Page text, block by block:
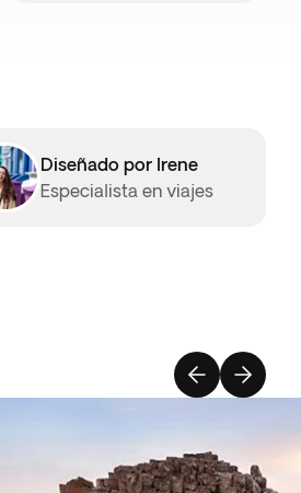
Diseñado por Irene
Especialista en viajes